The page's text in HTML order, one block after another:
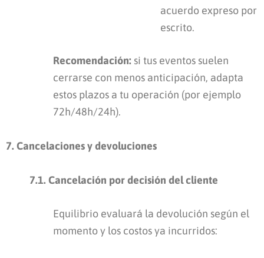
acuerdo expreso por
escrito.
Recomendación: si tus eventos suelen
cerrarse con menos anticipación, adapta
estos plazos a tu operación (por ejemplo
72h/48h/24h).
7. Cancelaciones y devoluciones
7.1. Cancelación por decisión del cliente
Equilibrio evaluará la devolución según el
momento y los costos ya incurridos: